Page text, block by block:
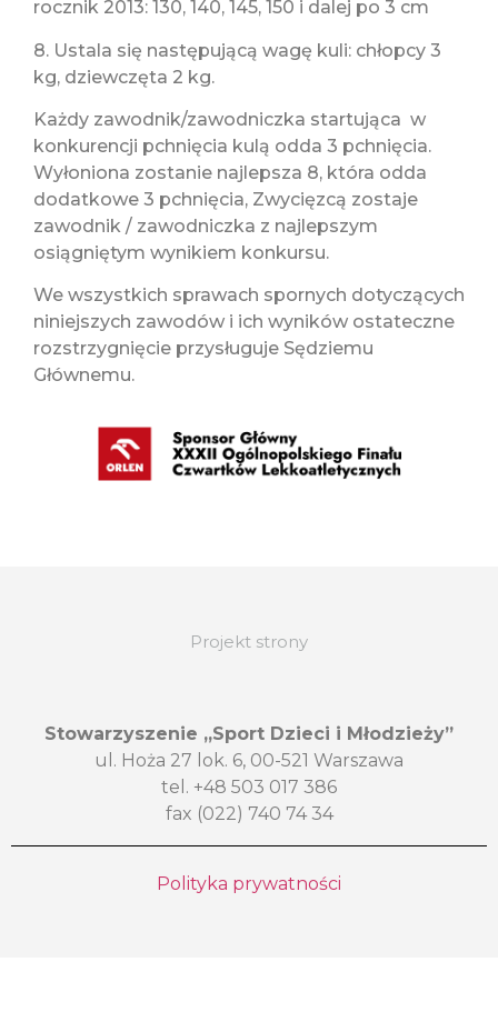
rocznik 2013: 130, 140, 145, 150 i dalej po 3 cm
8. Ustala się następującą wagę kuli: chłopcy 3
kg, dziewczęta 2 kg.
Każdy zawodnik/zawodniczka startująca w
konkurencji pchnięcia kulą odda 3 pchnięcia.
Wyłoniona zostanie najlepsza 8, która odda
dodatkowe 3 pchnięcia, Zwycięzcą zostaje
zawodnik / zawodniczka z najlepszym
osiągniętym wynikiem konkursu.
We wszystkich sprawach spornych dotyczących
niniejszych zawodów i ich wyników ostateczne
rozstrzygnięcie przysługuje Sędziemu
Głównemu.
Projekt strony
Stowarzyszenie „Sport Dzieci i Młodzieży”
ul. Hoża 27 lok. 6, 00-521 Warszawa
tel. +48 503 017 386
fax (022) 740 74 34
Polityka prywatności